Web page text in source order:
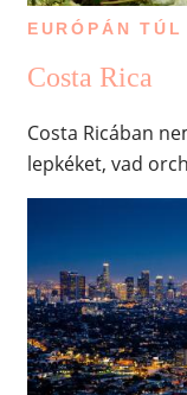
EURÓPÁN TÚL
Costa Rica
Costa Ricában
lepkéket, vad